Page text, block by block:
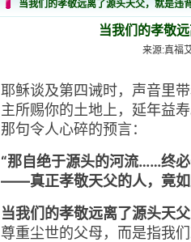
当我们的孝敬远离了源头天父，就是违
当我们的孝敬
来源:真福
耶稣谈及第四诫时，声音里
主所赐你的土地上，延年益
那句令人心碎的预言：
“那自绝于源头的河流……终
——真正孝敬天父的人，竟如
当我们的孝敬远离了源头天
尊重尘世的父母，而是指我